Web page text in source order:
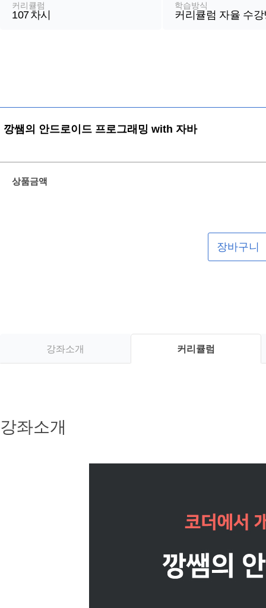
커리큘럼
107차시
학습방식
커리큘럼 자율 수
깡쌤의 안드로이드 프로그래밍 with 자바
상품금액
장바구니
강좌소개 커리큘럼
강좌소개